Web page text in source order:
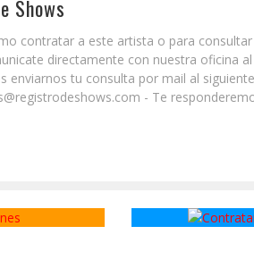
Shows
contratar a este artista o para
directamente con nuestra oficina al
enviarnos tu consulta por mail al
- Te